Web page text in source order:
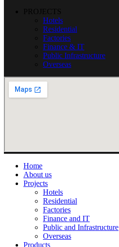
PROJECTS
Hotels
Residential
Factories
Finance & IT
Public Infrastructure
Overseas
Home
About us
Projects
Hotels
Residential
Factories
Finance and IT
Public and Infrastructure
Overseas
Products